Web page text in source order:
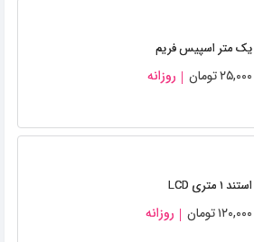
یک متر اسپیس فریم
۲۵,۰۰۰تومان روزانه
استند ۱ متری LCD
۱۲۰,۰۰۰تومان روزانه